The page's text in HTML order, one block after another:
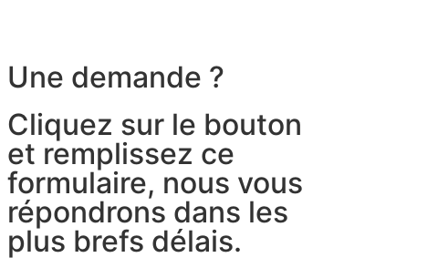
Une demande ?
Cliquez sur le bouton
et remplissez ce
formulaire, nous vous
répondrons dans les
plus brefs délais.